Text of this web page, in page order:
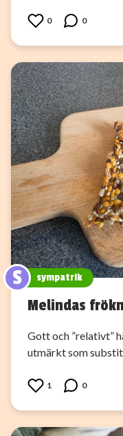
0 0
S sympatrik
Melindas
Gott och ”relativt”
utmärkt som
1 0